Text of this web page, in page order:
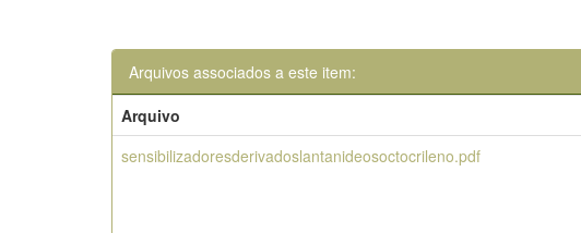
Arquivos associados a este item:
Arquivo
sensibilizadoresderivadoslantanideosoctocrileno.pdf